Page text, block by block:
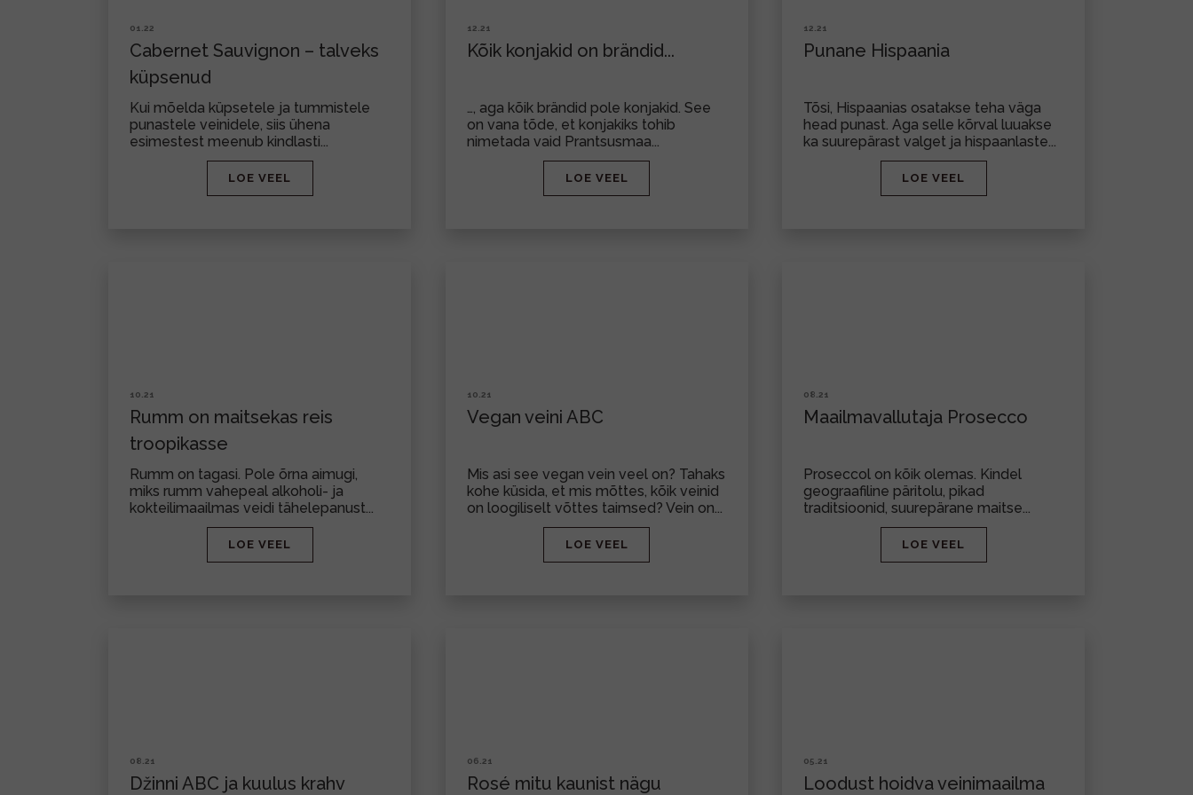
01.22
Cabernet Sauvignon – talveks
küpsenud
Kui mõelda küpsetele ja tummistele
punastele veinidele, siis ühena
esimestest meenub kindlasti...
LOE VEEL
12.21
Kõik konjakid on brändid...
…, aga kõik brändid pole konjakid. See
on vana tõde, et konjakiks tohib
nimetada vaid Prantsusmaa...
LOE VEEL
12.21
Punane Hispaania
Tõsi, Hispaanias osatakse teha väga
head punast. Aga selle kõrval luuakse
ka suurepärast valget ja hispaanlaste...
LOE VEEL
10.21
Rumm on maitsekas reis
troopikasse
Rumm on tagasi. Pole õrna aimugi,
miks rumm vahepeal alkoholi- ja
kokteilimaailmas veidi tähelepanust...
LOE VEEL
10.21
Vegan veini ABC
Mis asi see vegan vein veel on? Tahaks
kohe küsida, et mis mõttes, kõik veinid
on loogiliselt võttes taimsed? Vein on...
LOE VEEL
08.21
Maailmavallutaja Prosecco
Proseccol on kõik olemas. Kindel
geograafiline päritolu, pikad
traditsioonid, suurepärane maitse...
LOE VEEL
08.21
Džinni ABC ja kuulus krahv
06.21
Rosé mitu kaunist nägu
05.21
Loodust hoidva veinimaailma